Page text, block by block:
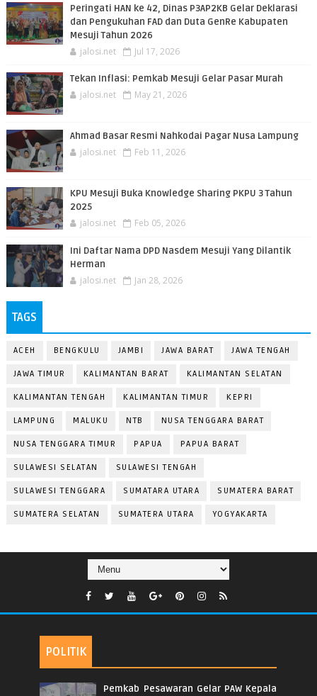
Peringati HAN ke 42, Dinas P3AP2KB Gelar Deklarasi
dan Pengukuhan FAD dan Duta GenRe Kabupaten
Mesuji Tahun 2026
jalosi.net Jul 17, 2026
Tekan Inflasi: Pemkab Mesuji Gelar Pasar Murah
jalosi.net May 21, 2026
Ahmad Basar Resmi Nahkodai Pagar Nusa Lampung
jalosi.net Feb 11, 2026
KPU Mesuji Buka Knowledge Sharing PKPU 3 Tahun
2025
jalosi.net Feb 05, 2026
Ini Daftar Nama DPD Nasdem Mesuji Yang Dilantik
Herman
jalosi.net Jan 28, 2026
TAGS
ACEH BENGKULU JAMBI JAWA BARAT JAWA TENGAH
JAWA TIMUR KALIMANTAN BARAT KALIMANTAN SELATAN
KALIMANTAN TENGAH KALIMANTAN TIMUR KEPRI
LAMPUNG MALUKU NTB NUSA TENGGARA BARAT
NUSA TENGGARA TIMUR PAPUA PAPUA BARAT
SULAWESI SELATAN SULAWESI TENGAH
SULAWESI TENGGARA SUMATARA UTARA SUMATERA BARAT
SUMATERA SELATAN SUMATERA UTARA YOGYAKARTA
POLITIK
Pemkab Pesawaran Gelar PAW Kepala